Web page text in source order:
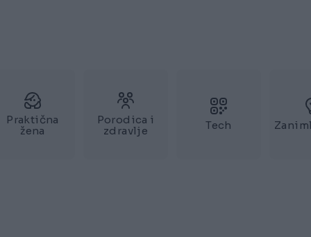
Praktična
žena
Porodica i
zdravlje
Tech